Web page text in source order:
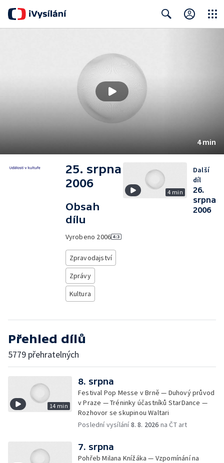
4 min
25. srpna
2006
Obsah
dílu
Vyrobeno 2006
Zpravodajství
Zprávy
Kultura
4 min
Další
díl
26.
srpna
2006
Přehled dílů
5779 přehratelných
14 min
8. srpna
Festival Pop Messe v Brně — Duhový průvod
v Praze — Tréninky účastníků StarDance —
Rozhovor se skupinou Waltari
Poslední vysílání8. 8. 2026 na ČT art
7. srpna
Pohřeb Milana Knížáka — Vzpomínání na